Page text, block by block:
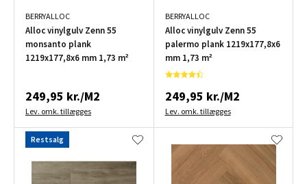
BERRYALLOC
Alloc vinylgulv Zenn 55
monsanto plank
1219x177,8x6 mm 1,73 m²
249,95 kr./M2
Lev. omk. tillægges
BERRYALLOC
Alloc vinylgulv Zenn 55
palermo plank 1219x177,8x6
mm 1,73 m²
249,95 kr./M2
Lev. omk. tillægges
Restsalg